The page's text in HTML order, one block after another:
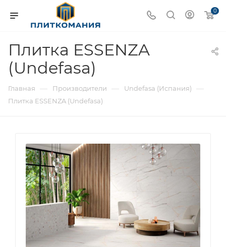
0
Плитка ESSENZA
(Undefasa)
Главная — Производители — Undefasa (Испания) —
Плитка ESSENZA (Undefasa)